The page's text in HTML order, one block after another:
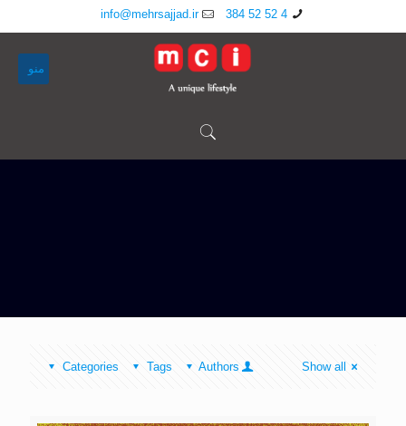
4 52 52 384
info@mehrsajjad.ir
منو
Categories Tags Authors Show all